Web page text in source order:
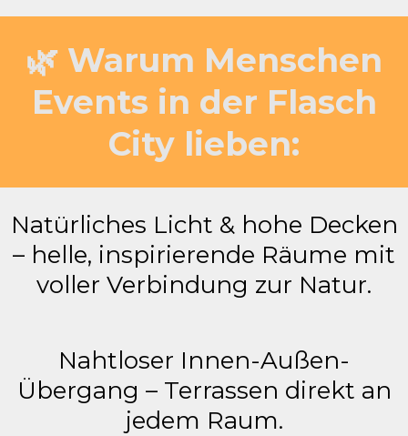
🌿 Warum Menschen
Events in der Flasch
City lieben:
Natürliches Licht & hohe Decken
– helle, inspirierende Räume mit
voller Verbindung zur Natur.
Nahtloser Innen-Außen-
Übergang – Terrassen direkt an
jedem Raum.